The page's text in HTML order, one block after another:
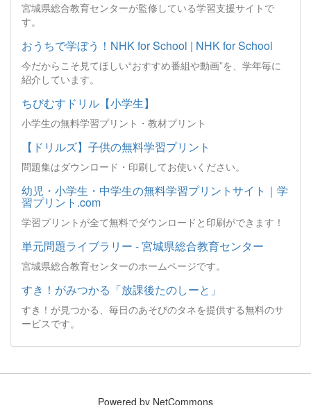
宮城県総合教育センターが監修している学習支援サイトで
す。
おうちで学ぼう！NHK for School | NHK for School
今だからこそ見てほしい“おすすめ番組や動画”を、学年毎に
紹介しています。
ちびむすドリル【小学生】
小学生の無料学習プリント・教材プリント
【ドリルズ】子供の無料学習プリント
問題集はダウンロード・印刷してお使いください。
幼児・小学生・中学生の無料学習プリントサイト｜学
習プリント.com
学習プリントが全て無料でダウンロードと印刷ができます！
単元問題ライブラリー - 宮城県総合教育センター
宮城県総合教育センターのホームページです。
すき！がみつかる「放課後たのしーと」
すき！が見つかる、毎日のあそびのタネを提供する無料のサ
ービスです。
Powered by NetCommons